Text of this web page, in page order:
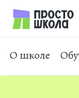
О школе